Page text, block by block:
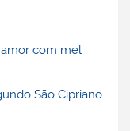
com mel
São Cipriano